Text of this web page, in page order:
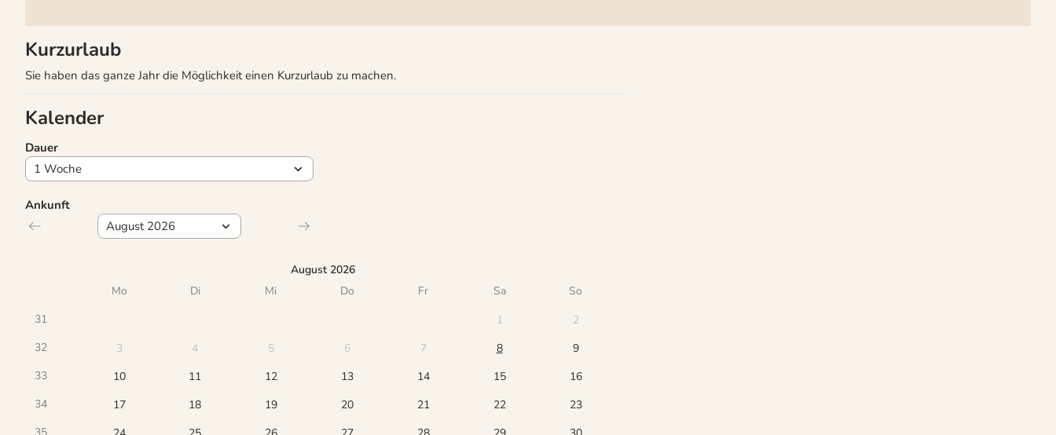
Kurzurlaub
Sie haben das ganze Jahr die Möglichkeit einen Kurzurlaub zu machen.
Kalender
Ankunft
August 2026
Mo
Di Mi Do Fr Sa
So
31
1
2
32
3 4 5 6 7 8
9
33
10 11 12 13 14 15
16
34
17 18 19 20 21 22
23
Dauer